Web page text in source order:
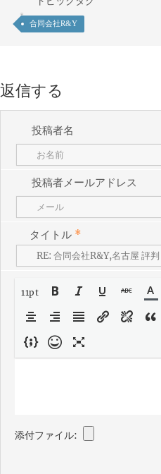
合同会社R&Y
返信する
投稿者名
投稿者メールアドレス
タイトル *
11pt
添付ファイル: